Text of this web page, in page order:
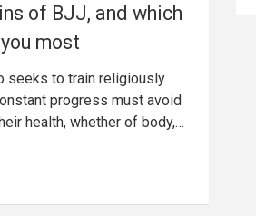
of BJJ, and which
most
seeks to train religiously
progress must avoid
health, whether of body,…